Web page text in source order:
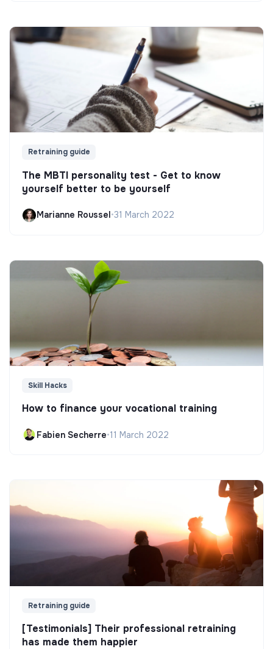
Retraining guide
The MBTI personality test - Get to know
yourself better to be yourself
Marianne Roussel•31 March 2022
Skill Hacks
How to finance your vocational training
Fabien Secherre•11 March 2022
Retraining guide
[Testimonials] Their professional retraining
has made them happier